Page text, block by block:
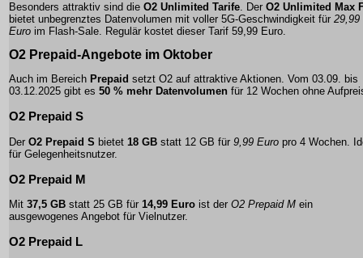
Besonders attraktiv sind die O2 Unlimited Tarife. Der O2 Unlimited Max
bietet unbegrenztes Datenvolumen mit voller 5G-Geschwindigkeit für 29,99
Euro im Flash-Sale. Regulär kostet dieser Tarif 59,99 Euro.
O2 Prepaid-Angebote im Oktober
Auch im Bereich Prepaid setzt O2 auf attraktive Aktionen. Vom 03.09. bis
03.12.2025 gibt es 50 % mehr Datenvolumen für 12 Wochen ohne
O2 Prepaid S
Der O2 Prepaid S bietet 18 GB statt 12 GB für 9,99 Euro pro 4 Wochen.
für Gelegenheitsnutzer.
O2 Prepaid M
Mit 37,5 GB statt 25 GB für 14,99 Euro ist der O2 Prepaid M ein
ausgewogenes Angebot für Vielnutzer.
O2 Prepaid L